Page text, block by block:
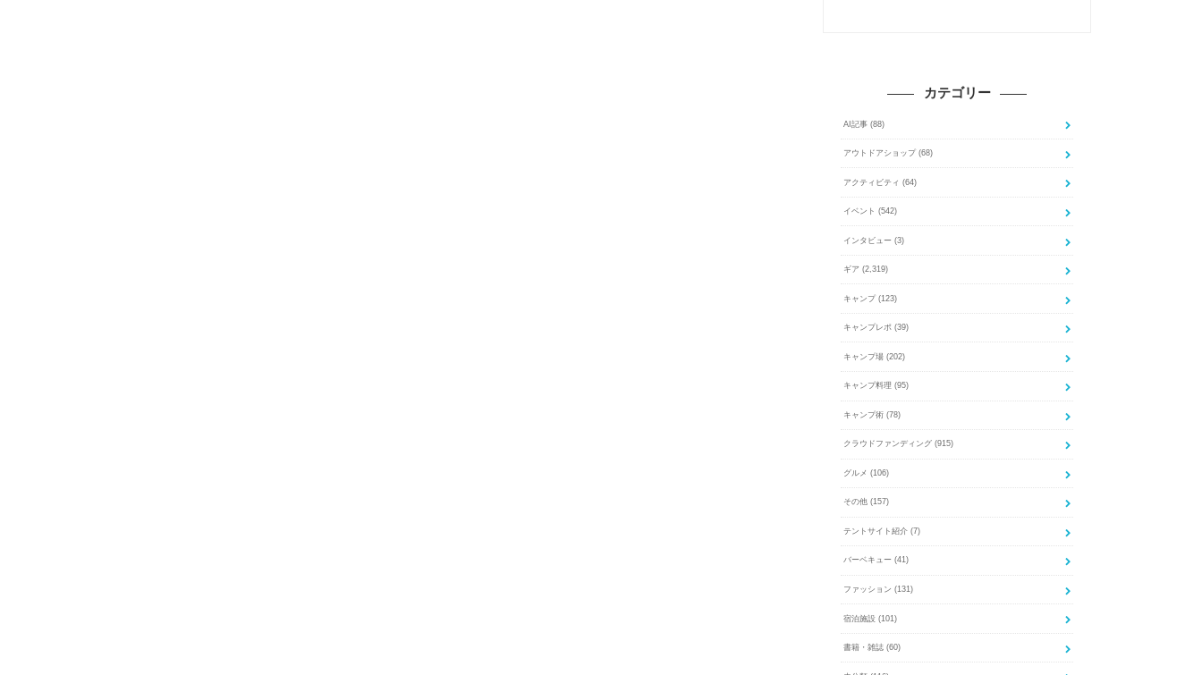
カテゴリー
AI記事 (88)
アウトドアショップ (68)
アクティビティ (64)
イベント (542)
インタビュー (3)
ギア (2,319)
キャンプ (123)
キャンプレポ (39)
キャンプ場 (202)
キャンプ料理 (95)
キャンプ術 (78)
クラウドファンディング (915)
グルメ (106)
その他 (157)
テントサイト紹介 (7)
バーベキュー (41)
ファッション (131)
宿泊施設 (101)
書籍・雑誌 (60)